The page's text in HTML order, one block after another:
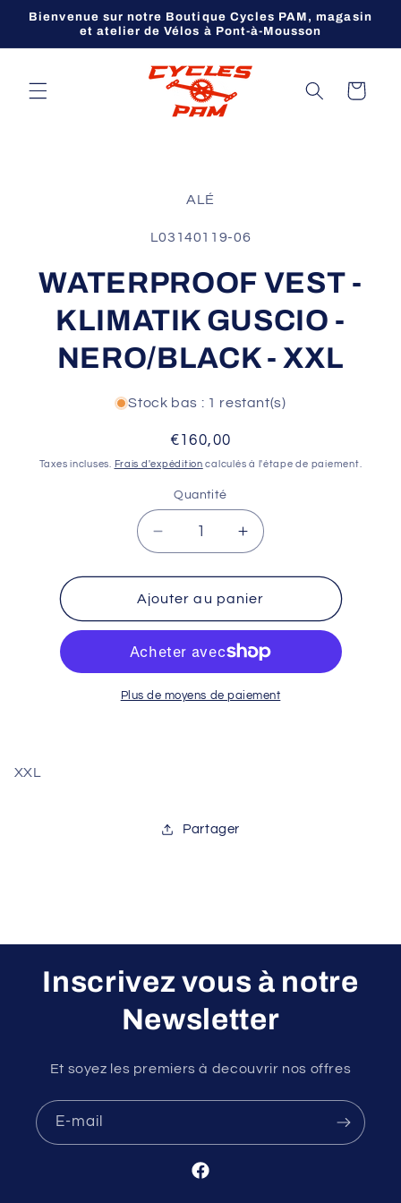
passer
Bienvenue sur notre Boutique Cycles PAM, magasin
et atelier de Vélos à Pont-à-Mousson
Panier
ALÉ
SKU:
L03140119-06
WATERPROOF VEST -
KLIMATIK GUSCIO -
NERO/BLACK - XXL
Stock bas : 1 restant(s)
Prix
habituel
€160,00
Taxes incluses. Frais d'expédition calculés à l'étape de paiement.
Quantité
Réduire
la
quantité
de
WATERPROOF
-
KLIMATIK
GUSCIO
Augmenter
la
quantité
de
WATERPROOF
-
KLIMATIK
GUSCIO
Ajouter au panier
Plus de moyens de paiement
XXL
Partager
Inscrivez vous à notre
Newsletter
Et soyez les premiers à decouvrir nos offres
E-mail
Facebook